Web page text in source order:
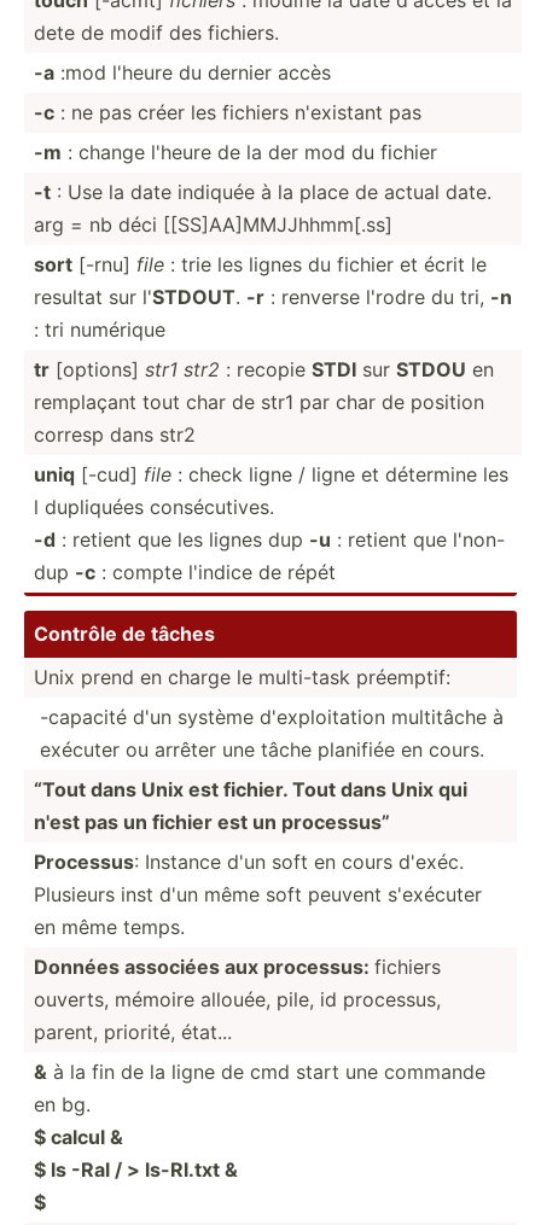
dete de modif des fichiers.
-a :mod l'heure du dernier accès
-c : ne pas créer les fichiers n'existant pas
-m : change l'heure de la der mod du fichier
-t : Use la date indiquée à la place de actual date.
arg = nb déci [[SS]A­A]M­MJJ­hhm­m[.ss]
sort [-rnu] file : trie les lignes du fichier et écrit le
resultat sur l'STDOUT. -r : renverse l'rodre du tri, -n
: tri numérique
tr [options] str1 str2 : recopie STDI sur STDOU en
remplaçant tout char de str1 par char de position
corresp dans str2
uniq [-cud] file : check ligne / ligne et détermine les
l dupliquées conséc­utives.
-d : retient que les lignes dup -u : retient que l'non-
dup -c : compte l'indice de répét
Contrôle de tâches
Unix prend en charge le multi-task préemptif:
-capacité d'un système d'expl­oit­ation multitâche à
exécuter ou arrêter une tâche planifiée en cours.
“Tout dans Unix est fichier. Tout dans Unix qui
n'est pas un fichier est un processus”
Processus: Instance d'un soft en cours d'exéc.
Plusieurs inst d'un même soft peuvent s'exécuter
en même temps.
Données associées aux processus: fichiers
ouverts, mémoire allouée, pile, id processus,
parent, priorité, état...
& à la fin de la ligne de cmd start une commande
en bg.
$ calcul &
$ ls -Ral / > ls-Rl.txt &
$